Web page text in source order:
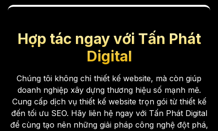
Hợp tác ngay với Tấn Phát
Digital
Chúng tôi không chỉ thiết kế website, mà còn giúp
doanh nghiệp xây dựng thương hiệu số mạnh mẽ.
Cung cấp dịch vụ thiết kế website trọn gói từ thiết kế
đến tối ưu SEO. Hãy liên hệ ngay với Tấn Phát Digital
để cùng tạo nên những giải pháp công nghệ đột phá,